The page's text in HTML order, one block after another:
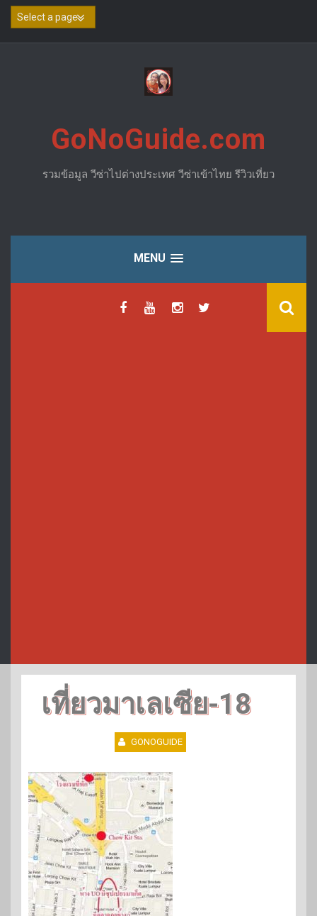
Skip
GoNoGuide.com
รวมข้อมูล วีซ่าไปต่างประเทศ วีซ่าเข้าไทย รีวิวเที่ยว
MENU
เที่ยวมาเลเซีย-18
GONOGUIDE